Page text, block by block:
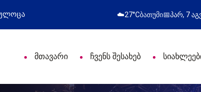
ახალი საცხოვრისი
☁️27°Cბათუმი📅პარ, 7
მთავარი ჩვენს შესახებ